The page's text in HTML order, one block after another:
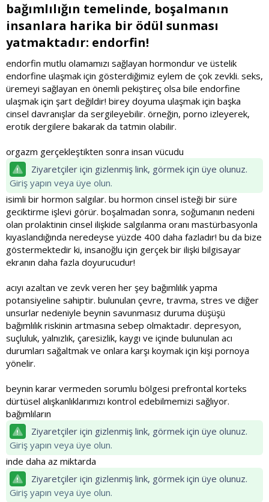
bağımlılığın temelinde, boşalmanın
insanlara harika bir ödül sunması
yatmaktadır: endorfin!​
endorfin mutlu olamamızı sağlayan hormondur ve üstelik
endorfine ulaşmak için gösterdiğimiz eylem de çok zevkli. seks,
üremeyi sağlayan en önemli pekiştireç olsa bile endorfine
ulaşmak için şart değildir! birey doyuma ulaşmak için başka
cinsel davranışlar da sergileyebilir. örneğin, porno izleyerek,
erotik dergilere bakarak da tatmin olabilir.
orgazm gerçekleştikten sonra insan vücudu
Ziyaretçiler için gizlenmiş link, görmek için üye olunuz.
Giriş yapın veya üye olun.
isimli bir hormon salgılar. bu hormon cinsel isteği bir süre
geciktirme işlevi görür. boşalmadan sonra, soğumanın nedeni
olan prolaktinin cinsel ilişkide salgılanma oranı mastürbasyonla
kıyaslandığında neredeyse yüzde 400 daha fazladır! bu da bize
göstermektedir ki, insanoğlu için gerçek bir ilişki bilgisayar
ekranın daha fazla doyurucudur!
acıyı azaltan ve zevk veren her şey bağımlılık yapma
potansiyeline sahiptir. bulunulan çevre, travma, stres ve diğer
unsurlar nedeniyle beynin savunmasız duruma düşüşü
bağımlılık riskinin artmasına sebep olmaktadır. depresyon,
suçluluk, yalnızlık, çaresizlik, kaygı ve içinde bulunulan acı
durumları sağaltmak ve onlara karşı koymak için kişi pornoya
yönelir.
beynin karar vermeden sorumlu bölgesi prefrontal korteks
dürtüsel alışkanlıklarımızı kontrol edebilmemizi sağlıyor.
bağımlıların
Ziyaretçiler için gizlenmiş link, görmek için üye olunuz.
Giriş yapın veya üye olun.
inde daha az miktarda
Ziyaretçiler için gizlenmiş link, görmek için üye olunuz.
Giriş yapın veya üye olun.